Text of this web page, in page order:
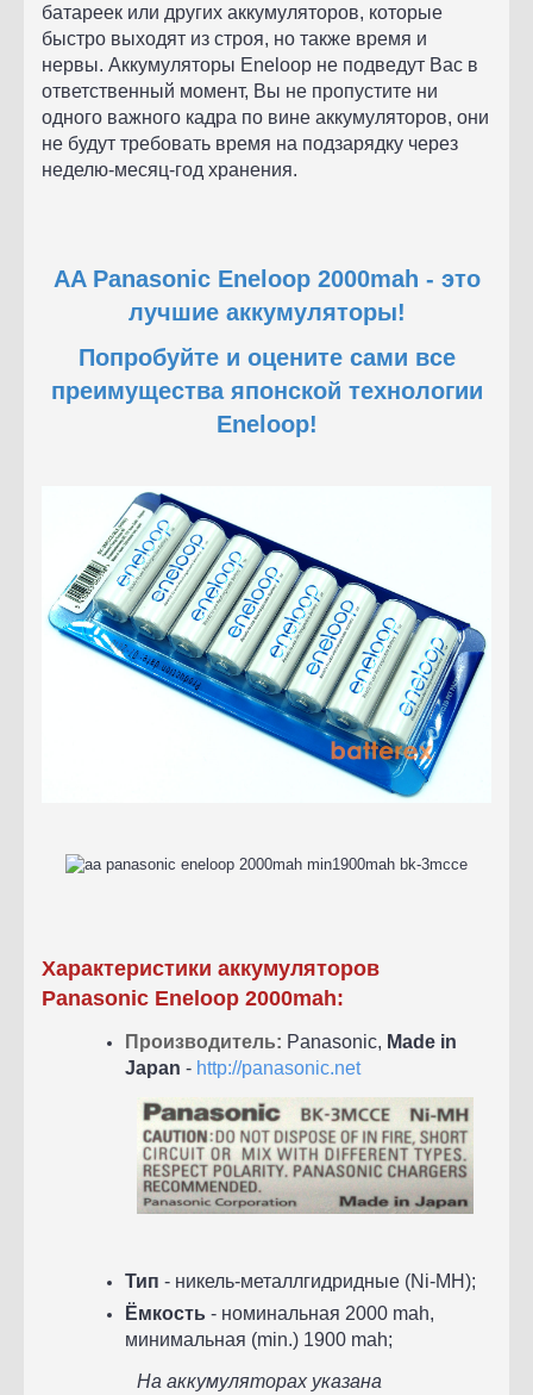
батареек или других аккумуляторов, которые
быстро выходят из строя, но также время и
нервы. Аккумуляторы Eneloop не подведут Вас в
ответственный момент, Вы не пропустите ни
одного важного кадра по вине аккумуляторов, они
не будут требовать время на подзарядку через
неделю-месяц-год хранения.
AA Panasonic Eneloop 2000mah - это
лучшие аккумуляторы!
Попробуйте и оцените сами все
преимущества японской технологии
Eneloop!
Характеристики аккумуляторов
Panasonic Eneloop 2000mah:
Производитель: Panasonic, Made in
Japan - http://panasonic.net
Тип - никель-металлгидридные (Ni-MH);
Ёмкость - номинальная 2000 mah,
минимальная (min.) 1900 mah;
На аккумуляторах указана